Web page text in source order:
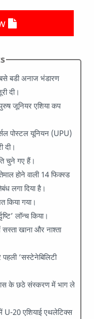
बडी अनाज भंडारण
दी।
जूनियर एशिया कप
पोस्टल यूनियन (UPU)
दी।
चुने गए हैं।
होने वाली 14 फिक्स्ड
लगा दिया है।
किया गया।
लॉन्च किया।
खाना और नाश्ता
‘सस्टेनेबिलिटी
के छठे संस्करण में भाग ले
में U-20 एशियाई एथलेटिक्स